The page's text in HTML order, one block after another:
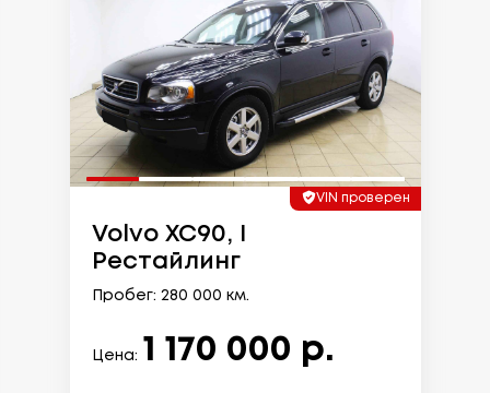
VIN проверен
Volvo XC90, I
Рестайлинг
Пробег: 280 000 км.
Цена: 1 170 000 р.